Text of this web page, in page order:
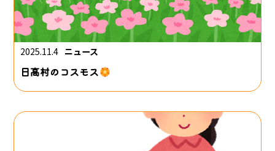
2025.11.4 ニュース
日高村のコスモス